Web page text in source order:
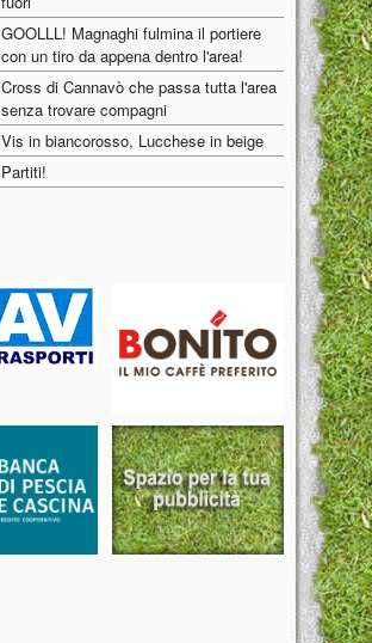
GOOLLL! Magnaghi fulmina il portiere
con un tiro da appena dentro l'area!
Cross di Cannavò che passa tutta l'area
senza trovare compagni
Vis in biancorosso, Lucchese in beige
Partiti!